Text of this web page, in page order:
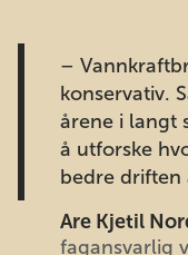
–
konservativ.
årene i langt
å utforske
bedre driften
Are Kjetil
fagansvarlig